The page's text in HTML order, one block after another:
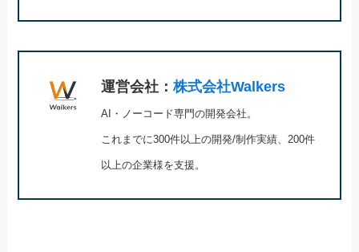
運営会社：株式会社Walkers
AI・ノーコード専門の開発会社。
これまでに300件以上の開発/制作実績、200件
以上の企業様を支援。